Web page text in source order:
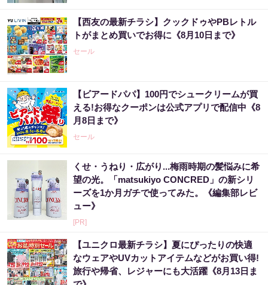
【西友の最新チラシ】クックドゥやPBレトル
トがまとめ買いでお得に《8月10日まで》
セール
【ビアードパパ】100円でシュークリームが買
える!お得なクーポンは公式アプリで配信中《8
月8日まで》
セール
くせ・うねり・広がり...梅雨時期の髪悩みに希
望の光。「matsukiyo CONCRED」の新シリ
ーズを1か月ガチで使ってみた。《編集部レビ
ュー》
[PR]
【ユニクロ最新チラシ】夏にぴったりの快適
なウェアやUVカットアイテムなどがお買い得!
旅行や帰省、レジャーにも大活躍《8月13日ま